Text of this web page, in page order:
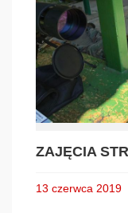
ZAJĘCIA
13 czerwca 2019